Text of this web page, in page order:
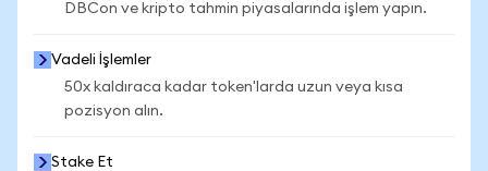
DBCon ve kripto tahmin piyasalarında işlem yapın.
Vadeli İşlemler
50x kaldıraca kadar token'larda uzun veya kısa
pozisyon alın.
Stake Et